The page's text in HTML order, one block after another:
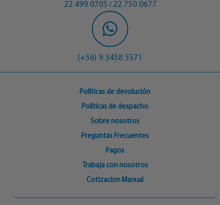
22 499 0705 / 22 750 0677
(+56) 9 3458 5571
Políticas de devolución
Políticas de despacho
Sobre nosotros
Preguntas Frecuentes
Pagos
Trabaja con nosotros
Cotizacion Manual